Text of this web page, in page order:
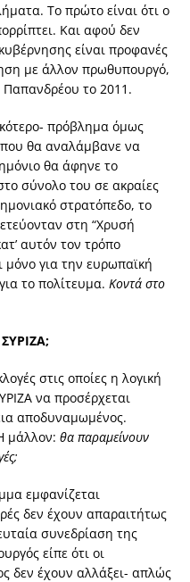
Το πρώτο είναι ότι ο
Και αφού δεν
είναι προφανές
με άλλον πρωθυπουργό,
το 2011.
πρόβλημα όμως
που θα αναλάμβανε να
θα άφηνε το
σύνολο του σε ακραίες
στρατόπεδο, το
στη “Χρυσή
αυτόν τον τρόπο
μόνο για την ευρωπαϊκή
το πολίτευμα. Κοντά στο
στις οποίες η λογική
να προσέρχεται
αποδυναμωμένος.
μάλλον: θα παραμείνουν
εμφανίζεται
δεν έχουν απαραιτήτως
συνεδρίαση της
είπε ότι οι
δεν έχουν αλλάξει- απλώς